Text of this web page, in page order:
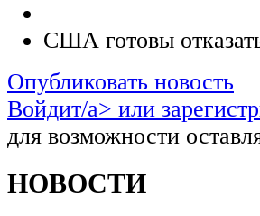
США готовы
Опубликовать новость
Войдит/a> или
для возможности
НОВОСТИ